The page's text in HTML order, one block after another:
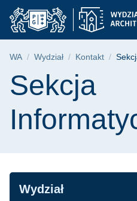
Przejdź
do
menu
Przejdź
do
wyszukiwarki
Przejdź
do
treści
Sekcja
Ścieżka
WA Wydział Kontakt
Treść strony
Sekcja
Nawigacja
Wydział